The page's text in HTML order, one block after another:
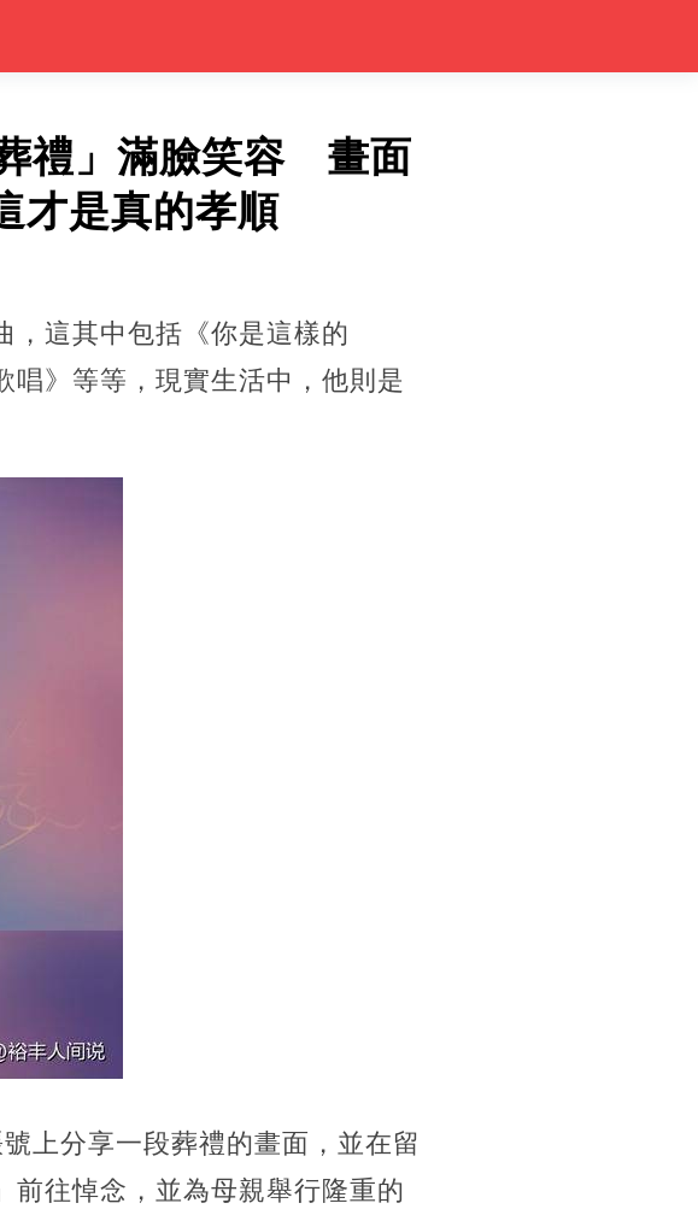
禮」滿臉笑容 畫面
才是真的孝順
，這其中包括《你是這樣的
唱》等等，現實生活中，他則是
上分享一段葬禮的畫面，並在留
前往悼念，並為母親舉行隆重的